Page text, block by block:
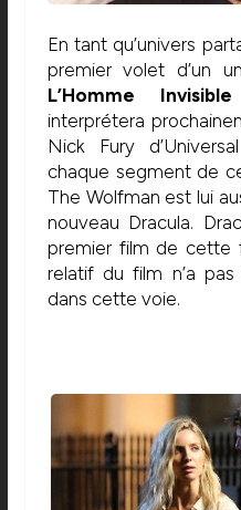
En tant qu’univers
premier volet d’un
L’Homme Invisible
interprétera
Nick Fury
chaque segment de
The Wolfman est lui
nouveau Dracula.
premier film de cette
relatif du film n’a
dans cette voie.